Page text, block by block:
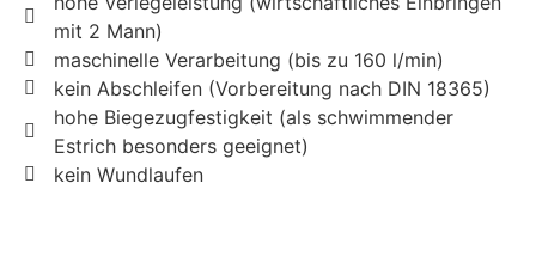
mit 2 Mann)
maschinelle Verarbeitung (bis zu 160 l/min)
kein Abschleifen (Vorbereitung nach DIN 18365)
hohe Biegezugfestigkeit (als schwimmender
Estrich besonders geeignet)
kein Wundlaufen